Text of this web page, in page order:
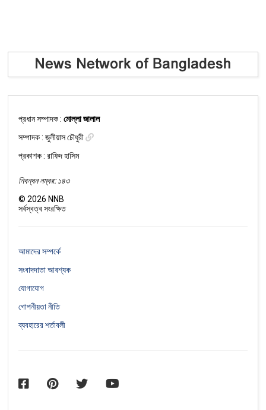
প্রধান সম্পাদক :মোল্লা জালাল
সম্পাদক :জুলীয়াস চৌধুরী
প্রকাশক : রাফিদ হাসিম
নিবন্ধন নম্বর: ১৪৩
©2026 NNB
সর্বস্বত্ব সংরক্ষিত
আমাদের সম্পর্কে
সংবাদদাতা আবশ্যক
যোগাযোগ
গোপনীয়তা নীতি
ব্যবহারের শর্তাবলী